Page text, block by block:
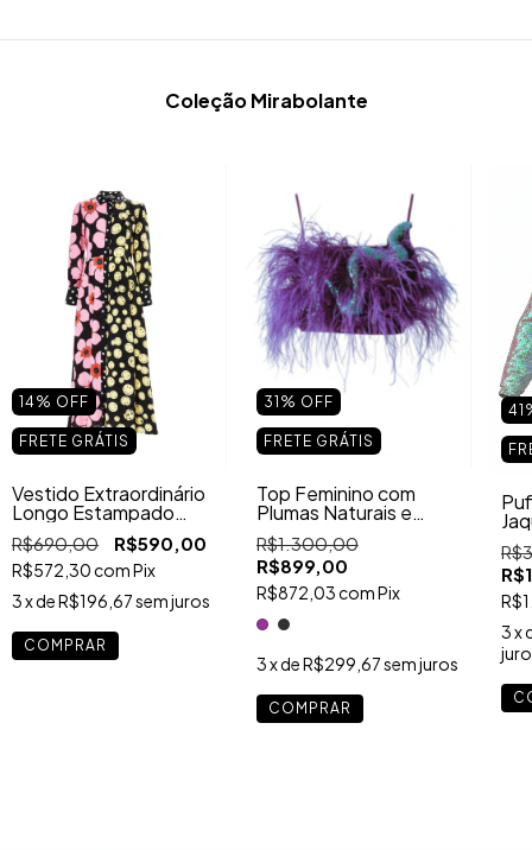
Coleção Mirabolante
14 % OFF
FRETE GRÁTIS
Vestido Extraordinário
Longo Estampado
Floral & Smile – Pintura
Manual Exclusiva
R$690,00 R$590,00
R$572,30comPix
3x deR$196,67sem juros
COMPRAR
31 % OFF
FRETE GRÁTIS
Top Feminino com
Plumas Naturais e
Bordado Cobra – Top
Espetacular
R$1.300,00
R$899,00
R$872,03comPix
3x deR$299,67sem juros
COMPRAR
41
3x